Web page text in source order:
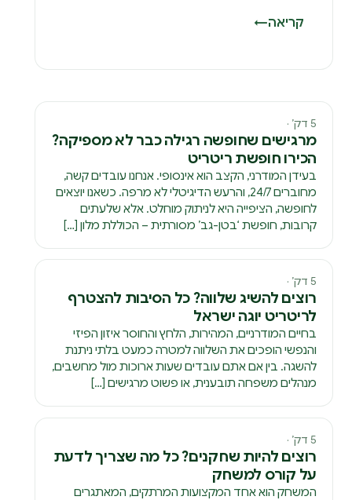
קריאה←
5 דק׳ ·
מרגישים שחופשה רגילה כבר לא מספיקה?
הכירו חופשת ריטריט
בעידן המודרני, הקצב הוא אינסופי. אנחנו עובדים קשה,
מחוברים 24/7, והרעש הדיגיטלי לא מרפה. כשאנו יוצאים
לחופשה, הציפייה היא לניתוק מוחלט. אלא שלעתים
קרובות, חופשת ‘בטן-גב’ מסורתית – הכוללת מלון […]
5 דק׳ ·
רוצים להשיג שלווה? כל הסיבות להצטרף
לריטריט יוגה ישראל
בחיים המודרניים, המהירות, הלחץ והחוסר איזון הפיזי
והנפשי הופכים את השלווה למטרה כמעט בלתי ניתנת
להשגה. בין אם אתם עובדים שעות ארוכות מול מחשבים,
מנהלים משפחה תובענית, או פשוט מרגישים […]
5 דק׳ ·
רוצים להיות שחקנים? כל מה שצריך לדעת
על קורס למשחק
המשחק הוא אחד המקצועות המרתקים, המאתגרים